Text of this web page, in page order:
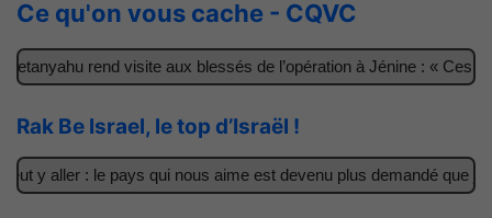
Ce qu'on vous cache - CQVC
rend visite aux blessés de l’opération à Jénine : « Ces
Rak Be Israel, le top d’Israël !
y aller : le pays qui nous aime est devenu plus demandé que